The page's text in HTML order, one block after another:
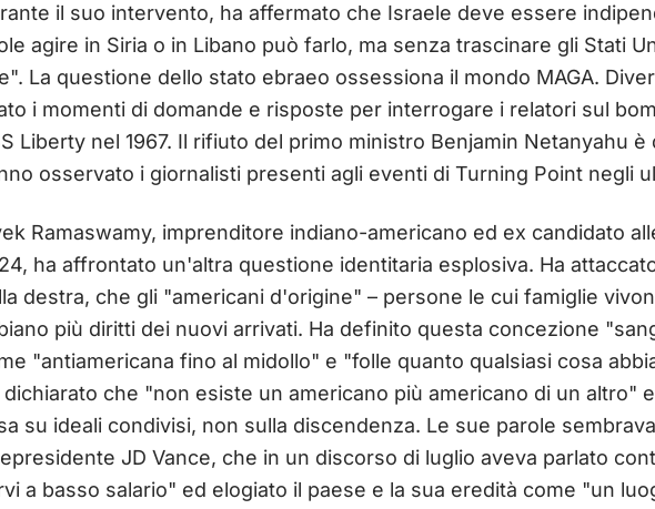
il suo intervento, ha affermato che Israele deve essere
agire in Siria o in Libano può farlo, ma senza trascinare gli Stati
La questione dello stato ebraeo ossessiona il mondo MAGA.
i momenti di domande e risposte per interrogare i relatori sul
Liberty nel 1967. Il rifiuto del primo ministro Benjamin Netanyahu
osservato i giornalisti presenti agli eventi di Turning Point negli
Ramaswamy, imprenditore indiano-americano ed ex candidato
ha affrontato un'altra questione identitaria esplosiva. Ha
destra, che gli "americani d'origine" – persone le cui famiglie
più diritti dei nuovi arrivati. Ha definito questa concezione
"antiamericana fino al midollo" e "folle quanto qualsiasi cosa
dichiarato che "non esiste un americano più americano di un altro"
su ideali condivisi, non sulla discendenza. Le sue parole
JD Vance, che in un discorso di luglio aveva parlato
a basso salario" ed elogiato il paese e la sua eredità come "un